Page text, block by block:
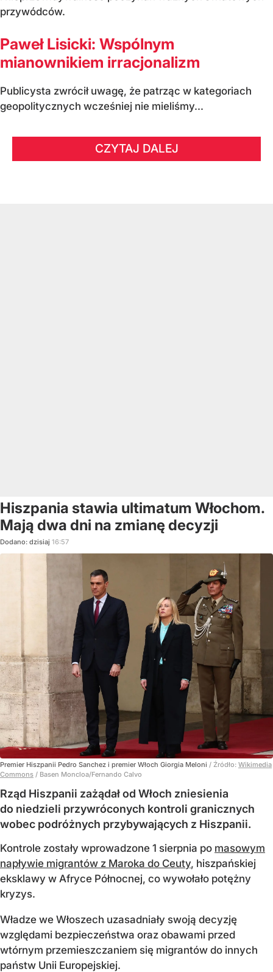
przywódców.
Paweł Lisicki: Wspólnym
mianownikiem irracjonalizm
Publicysta zwrócił uwagę, że patrząc w kategoriach
geopolitycznych wcześniej nie mieliśmy...
CZYTAJ DALEJ
Hiszpania stawia ultimatum Włochom.
Mają dwa dni na zmianę decyzji
Dodano: dzisiaj 16:57
Premier Hiszpanii Pedro Sanchez i premier Włoch Giorgia Meloni / Źródło: Wikimedia
Commons / Basen Moncloa/Fernando Calvo
Rząd Hiszpanii zażądał od Włoch zniesienia
do niedzieli przywróconych kontroli granicznych
wobec podróżnych przybywających z Hiszpanii.
Kontrole zostały wprowadzone 1 sierpnia po masowym
napływie migrantów z Maroka do Ceuty, hiszpańskiej
eksklawy w Afryce Północnej, co wywołało potężny
kryzys.
Władze we Włoszech uzasadniały swoją decyzję
względami bezpieczeństwa oraz obawami przed
wtórnym przemieszczaniem się migrantów do innych
państw Unii Europejskiej.